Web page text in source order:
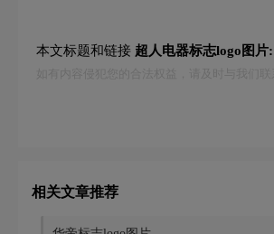
本文标题和链接 超人电器标志logo图片:
相关文章推荐